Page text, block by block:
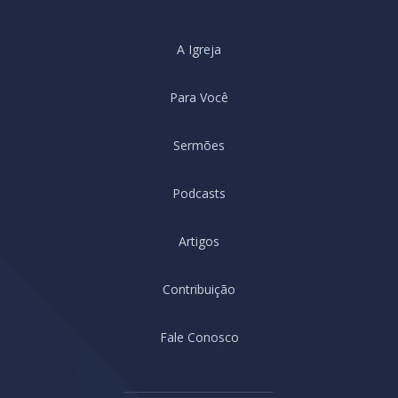
A Igreja
Para Você
Sermões
Podcasts
Artigos
Contribuição
Fale Conosco